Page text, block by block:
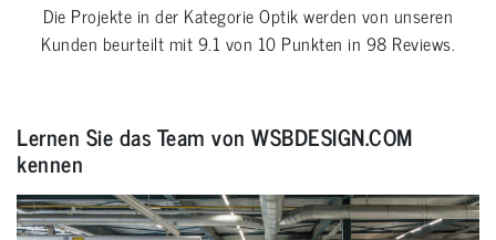
Die Projekte in der KategorieOptikwerden von unseren
Kunden beurteilt mit9.1 von 10 Punkten in 98 Reviews.
Lernen Sie das Team von WSBDESIGN.COM
kennen